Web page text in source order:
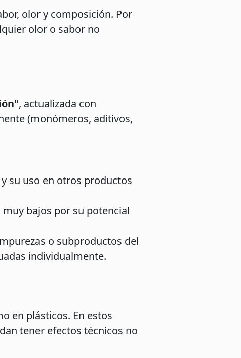
olor y composición. Por
olor o sabor no
, actualizada con
(monómeros, aditivos,
su uso en otros productos
bajos por su potencial
o subproductos del
individualmente.
en plásticos. En estos
tener efectos técnicos no